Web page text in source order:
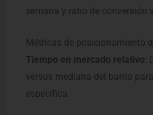
semana y ratio de conversión
Métricas de posicionamiento
Tiempo en mercado relativo
versus mediana del barrio
específica.